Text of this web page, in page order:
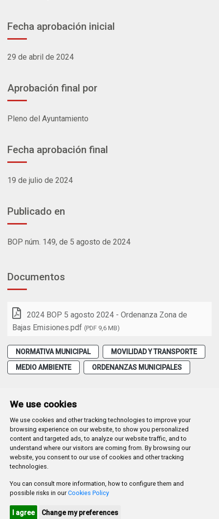
We use cookies
We use cookies and other tracking technologies to improve your
browsing experience on our website, to show you personalized
content and targeted ads, to analyze our website traffic, and to
understand where our visitors are coming from. By browsing our
website, you consent to our use of cookies and other tracking
technologies.
You can consult more information, how to configure them and
possible risks in ourCookies Policy
I agree Change my preferences
Fecha aprobación inicial
29 de abril de 2024
Aprobación final por
Pleno del Ayuntamiento
Fecha aprobación final
19 de julio de 2024
Publicado en
BOP núm. 149, de 5 agosto de 2024
Documentos
2024 BOP 5 agosto 2024 - Ordenanza Zona de
Bajas Emisiones.pdf (PDF 9,6 MB)
NORMATIVA MUNICIPAL
MOVILIDAD Y TRANSPORTE
MEDIO AMBIENTE
ORDENANZAS MUNICIPALES
Plaza Mayor 1 - 09071BURGOS
947 288 800 CIF: P-0906100-C
CONTACTO | AVISOS, QUEJAS Y SUGERENCIAS
CANAL DE DENUNCIAS
PROMUEVE BURGOS